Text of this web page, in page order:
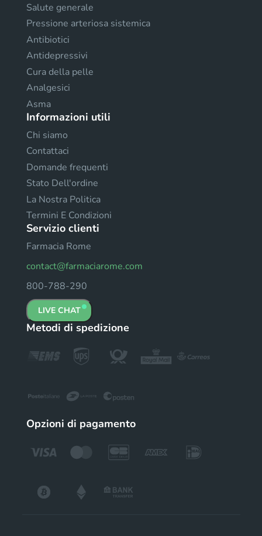
Salute generale
Pressione arteriosa sistemica
Antibiotici
Antidepressivi
Cura della pelle
Analgesici
Asma
Informazioni utili
Chi siamo
Contattaci
Domande frequenti
Stato Dell'ordine
La Nostra Politica
Termini E Condizioni
Servizio clienti
Farmacia Rome
contact@farmaciarome.com
800-788-290
LIVE CHAT
Metodi di spedizione
Opzioni di pagamento